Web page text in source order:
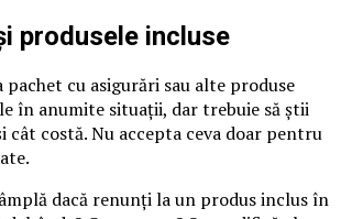
produsele incluse
cu asigurări sau alte produse
în anumite situații, dar trebuie să știi
cât costă. Nu accepta ceva doar pentru
dacă renunți la un produs inclus în